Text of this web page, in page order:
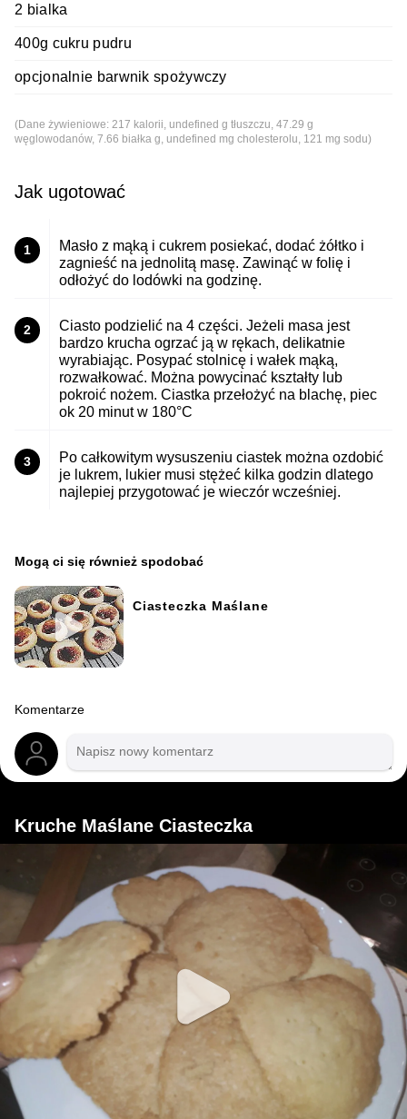
2 bialka
400g cukru pudru
opcjonalnie barwnik spożywczy
(Dane żywieniowe: 217 kalorii, undefined g tłuszczu, 47.29 g
węglowodanów, 7.66 białka g, undefined mg cholesterolu, 121 mg sodu)
Jak ugotować
1
Masło z mąką i cukrem posiekać, dodać żółtko i
zagnieść na jednolitą masę. Zawinąć w folię i
odłożyć do lodówki na godzinę.
2
Ciasto podzielić na 4 części. Jeżeli masa jest
bardzo krucha ogrzać ją w rękach, delikatnie
wyrabiając. Posypać stolnicę i wałek mąką,
rozwałkować. Można powycinać kształty lub
pokroić nożem. Ciastka przełożyć na blachę, piec
ok 20 minut w 180°C
3
Po całkowitym wysuszeniu ciastek można ozdobić
je lukrem, lukier musi stężeć kilka godzin dlatego
najlepiej przygotować je wieczór wcześniej.
Mogą ci się również spodobać
Ciasteczka Maślane
Komentarze
Kruche Maślane Ciasteczka